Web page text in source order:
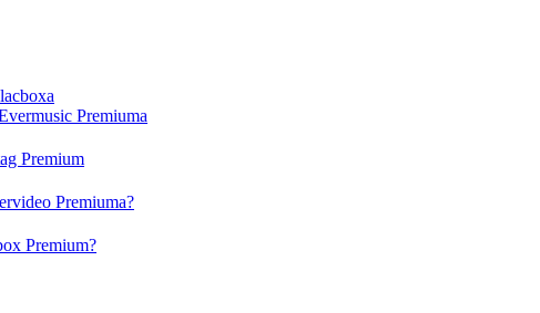
Premiuma
Premium
Premiuma?
Premium?